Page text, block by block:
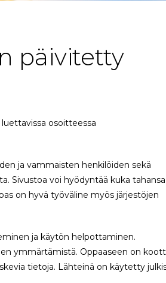
päivitetty
osoitteessa
ja vammaisten henkilöiden sekä
Sivustoa voi hyödyntää kuka
on hyvä työväline myös järjestöjen
ja käytön helpottaminen.
ymmärtämistä. Oppaaseen on
tietoja. Lähteinä on käytetty